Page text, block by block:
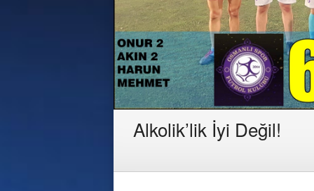
Alkolik’lik İyi Değil!